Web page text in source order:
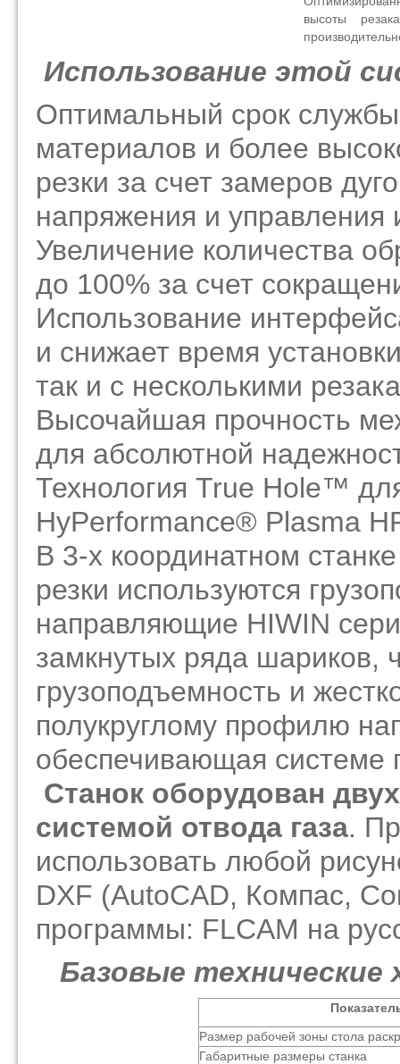
высоты
Использование этой
Оптимальный срок
материалов и более
резки за счет замеров
напряжения и управления
Увеличение количества
до 100% за счет
Использование
и снижает время
так и с несколькими
Высочайшая прочность
для абсолютной
Технология True Hole™
HyPerformance® Plasma
В 3-х координатном
резки используются
направляющие HIWIN
замкнутых ряда шариков,
грузоподъемность и
полукруглому профилю
обеспечивающая системе
Станок оборудован
системой отвода газа.
использовать любой
DXF (AutoCAD, Компас,
программы: FLCAM на
Базовые технические
Размер рабочей зоны стола
Габаритные размеры станка